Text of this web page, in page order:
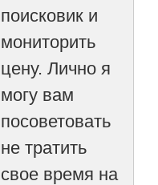
поисковик и
мониторить
цену. Лично я
могу вам
посоветовать
не тратить
свое время на